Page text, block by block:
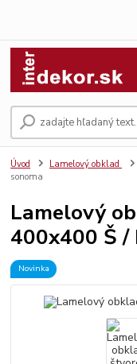
Úvod Lamelový obklad
sonoma
Lamelový
400x400 Š /
Novinka